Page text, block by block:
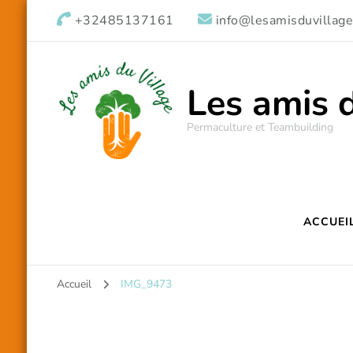
+32485137161
Les amis
Permaculture et Teambuilding
Accueil IMG_9473